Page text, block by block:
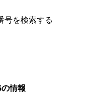
の情報